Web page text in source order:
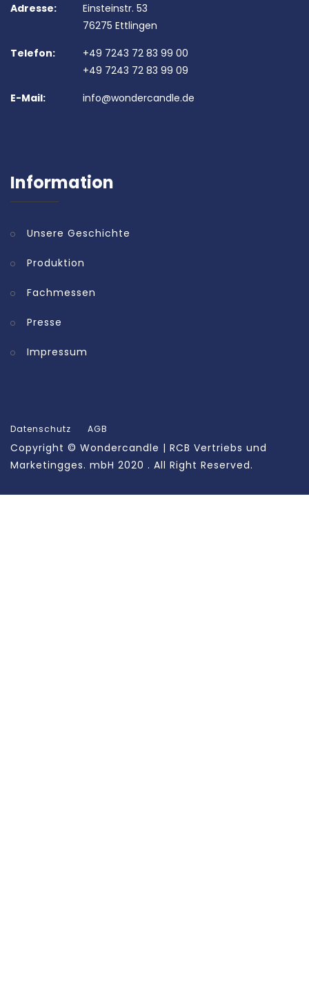
Adresse:
Einsteinstr. 53
76275 Ettlingen
Telefon:
+49 7243 72 83 99 00
+49 7243 72 83 99 09
E-Mail:
info@wondercandle.de
Information
Unsere Geschichte
Produktion
Fachmessen
Presse
Impressum
Datenschutz AGB
Copyright © Wondercandle | RCB Vertriebs und
Marketingges. mbH 2020 . All Right Reserved.